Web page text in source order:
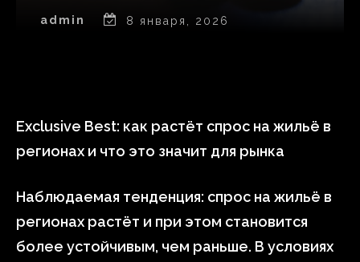
admin 8 января, 2026
Exclusive Best: как растёт спрос на жильё в
регионах и что это значит для рынка
Наблюдаемая тенденция: спрос на жильё в
регионах растёт и при этом становится
более устойчивым, чем раньше. В условиях